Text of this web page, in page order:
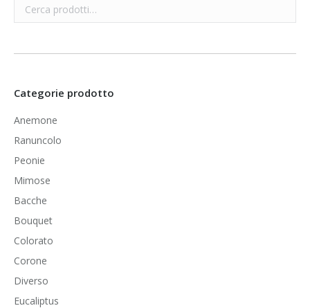
Categorie prodotto
Anemone
Ranuncolo
Peonie
Mimose
Bacche
Bouquet
Colorato
Corone
Diverso
Eucaliptus